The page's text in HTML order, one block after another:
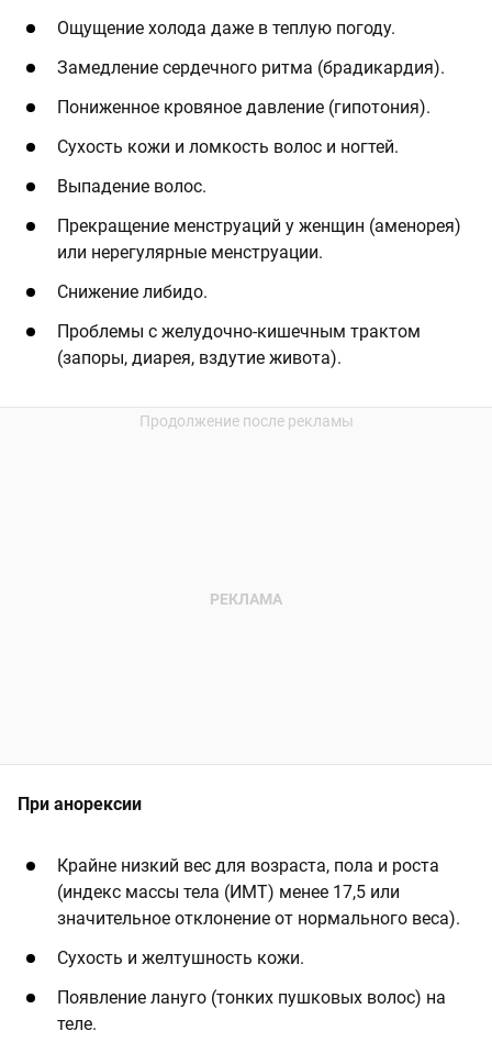
Ощущение холода даже в теплую погоду.
Замедление сердечного ритма (брадикардия).
Пониженное кровяное давление (гипотония).
Сухость кожи и ломкость волос и ногтей.
Выпадение волос.
Прекращение менструаций у женщин (аменорея)
или нерегулярные менструации.
Снижение либидо.
Проблемы с желудочно-кишечным трактом
(запоры, диарея, вздутие живота).
При анорексии
Крайне низкий вес для возраста, пола и роста
(индекс массы тела (ИМТ) менее 17,5 или
значительное отклонение от нормального веса).
Сухость и желтушность кожи.
Появление лануго (тонких пушковых волос) на
теле.